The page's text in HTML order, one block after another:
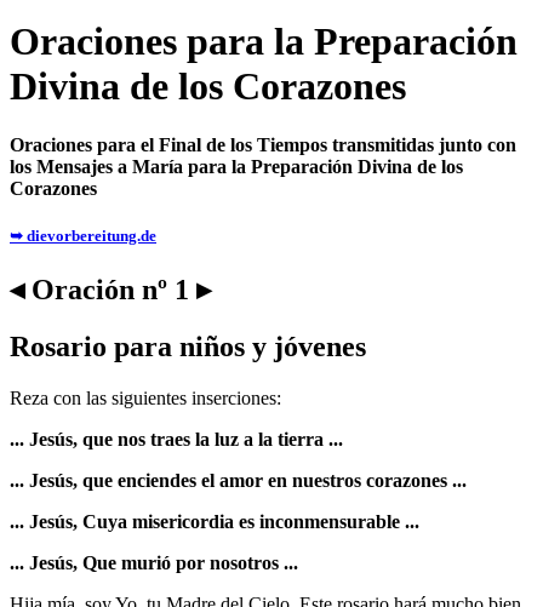
Oraciones para la Preparación
Divina de los Corazones
Oraciones para el Final de los Tiempos transmitidas junto con
los Mensajes a María para la Preparación Divina de los
Corazones
➥ dievorbereitung.de
◂ Oración nº 1 ▸
Rosario para niños y jóvenes
Reza con las siguientes inserciones:
... Jesús, que nos traes la luz a la tierra ...
... Jesús, que enciendes el amor en nuestros corazones ...
... Jesús, Cuya misericordia es inconmensurable ...
... Jesús, Que murió por nosotros ...